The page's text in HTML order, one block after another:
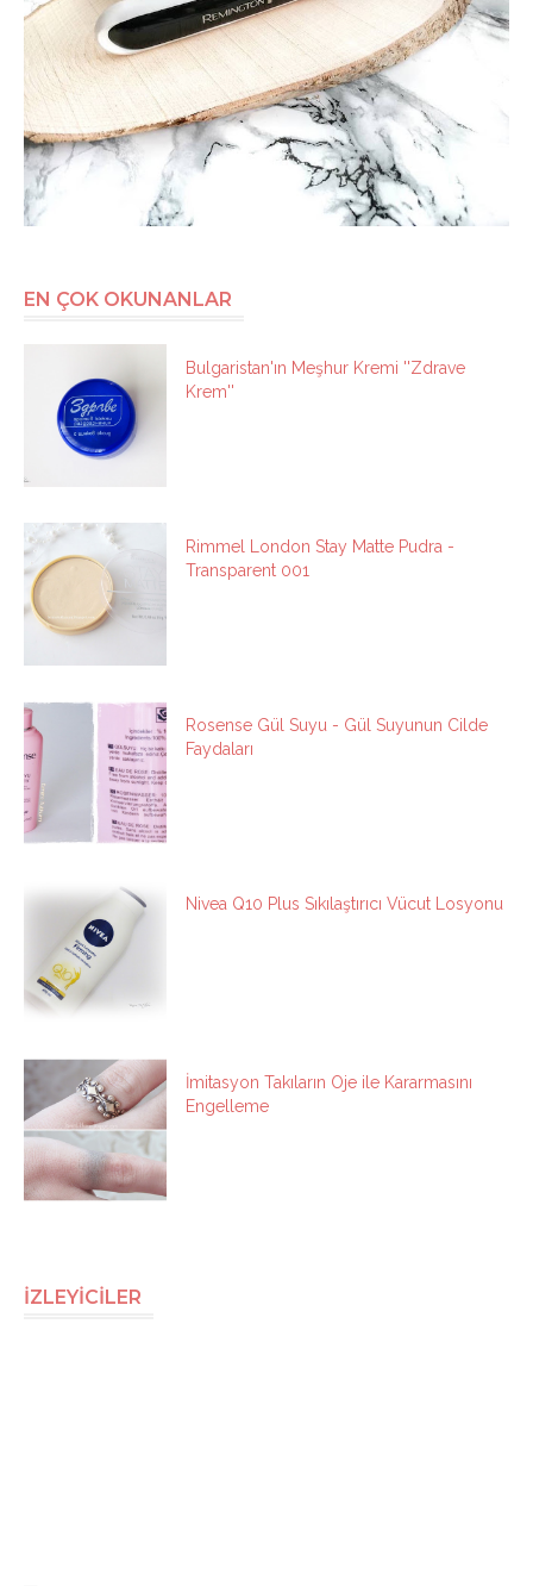
EN ÇOK OKUNANLAR
Bulgaristan'ın Meşhur Kremi ''Zdrave
Krem''
Rimmel London Stay Matte Pudra -
Transparent 001
Rosense Gül Suyu - Gül Suyunun Cilde
Faydaları
Nivea Q10 Plus Sıkılaştırıcı Vücut Losyonu
İmitasyon Takıların Oje ile Kararmasını
Engelleme
İZLEYİCİLER